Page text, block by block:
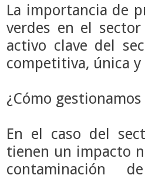
La importancia de
verdes en el
activo clave del
competitiva, única
¿Cómo
En el caso del
tienen un impacto
contaminación